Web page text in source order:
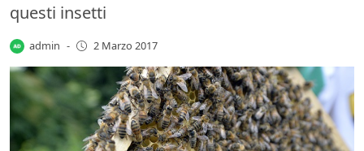
questi insetti
admin - 2 Marzo 2017